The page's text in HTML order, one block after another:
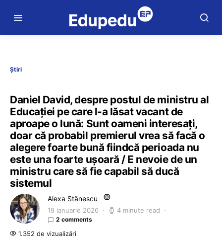
Știri
Daniel David, despre postul de ministru al
Educației pe care l-a lăsat vacant de
aproape o lună: Sunt oameni interesați,
doar că probabil premierul vrea să facă o
alegere foarte bună fiindcă perioada nu
este una foarte ușoară / E nevoie de un
ministru care să fie capabil să ducă
sistemul
Alexa Stănescu
19 ianuarie 2026 4 minute read
2 comments
1.352 de vizualizări